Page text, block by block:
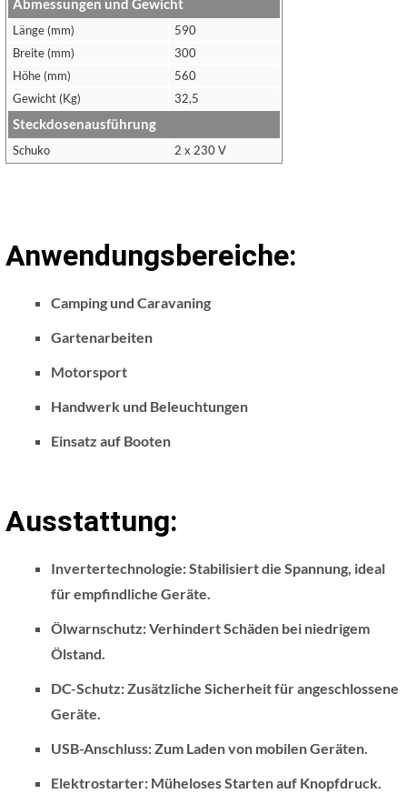
Abmessungen und Gewicht
Länge (mm)
590
Breite (mm)
300
Höhe (mm)
560
Gewicht (Kg)
32,5
Steckdosenausführung
Schuko 2 x 230 V
Anwendungsbereiche:
Camping und Caravaning
Gartenarbeiten
Motorsport
Handwerk und Beleuchtungen
Einsatz auf Booten
Ausstattung:
Invertertechnologie: Stabilisiert die Spannung, ideal
für empfindliche Geräte.
Ölwarnschutz: Verhindert Schäden bei niedrigem
Ölstand.
DC-Schutz: Zusätzliche Sicherheit für angeschlossene
Geräte.
USB-Anschluss: Zum Laden von mobilen Geräten.
Elektrostarter: Müheloses Starten auf Knopfdruck.